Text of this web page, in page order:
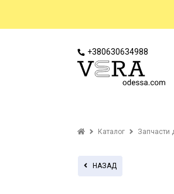
+380630634988
Каталог Запчасти
НАЗАД